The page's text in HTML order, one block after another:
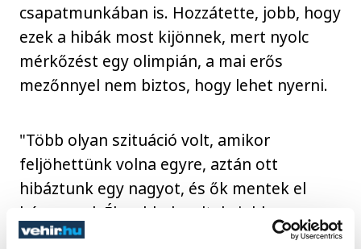
csapatmunkában is. Hozzátette, jobb, hogy
ezek a hibák most kijönnek, mert nyolc
mérkőzést egy olimpián, a mai erős
mezőnnyel nem biztos, hogy lehet nyerni.
"Több olyan szituáció volt, amikor
feljöhettünk volna egyre, aztán ott
hibáztunk egy nagyot, és ők mentek el
hárommal. Élesebbek voltak, jobban
reagáltak a lepattanóra." - fogalmazott.